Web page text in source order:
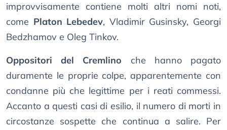
improvvisamente contiene molti altri nomi noti,
come Platon Lebedev, Vladimir Gusinsky, Georgi
Bedzhamov e Oleg Tinkov.
Oppositori del Cremlino che hanno pagato
duramente le proprie colpe, apparentemente con
condanne più che legittime per i reati commessi.
Accanto a questi casi di esilio, il numero di morti in
circostanze sospette che continua a salire. Per